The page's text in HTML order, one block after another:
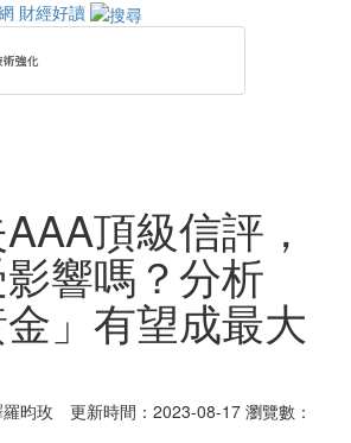
財經好讀
頂級信評，
響嗎？分析
」有望成最大
羅昀玫 更新時間：2023-08-17 瀏覽數：